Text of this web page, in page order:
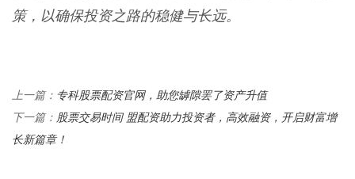
策，以确保投资之路的稳健与长远。
上一篇： 专科股票配资官网，助您罅隙罢了资产升值
下一篇： 股票交易时间 盟配资助力投资者，高效融资，开启财富增
长新篇章！